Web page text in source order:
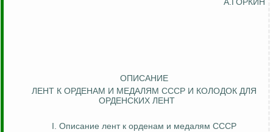
А.ГОРКИН
ОПИСАНИЕ
ЛЕНТ К ОРДЕНАМ И МЕДАЛЯМ СССР И КОЛОДОК ДЛЯ
ОРДЕНСКИХ ЛЕНТ
I. Описание лент к орденам и медалям СССР